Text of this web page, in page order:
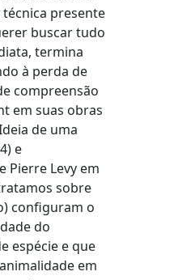
presente
buscar tudo
termina
à perda de
compreensão
em suas obras
de uma
e
Pierre Levy em
sobre
configuram o
do
espécie e que
em